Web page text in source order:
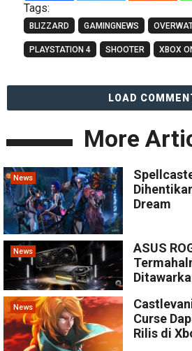
Tags:
BLIZZARD GAMINGNEWS
PLAYSTATION 4 SHOOTER XBOX
LOAD
More
News
Dream
News
ASUS
News
Curse
Rilis di